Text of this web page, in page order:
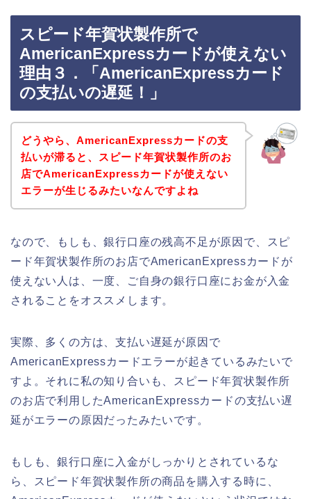
スピード年賀状製作所で
AmericanExpressカードが使えない
理由３．「AmericanExpressカード
の支払いの遅延！」
どうやら、AmericanExpressカードの支
払いが滞ると、スピード年賀状製作所のお
店でAmericanExpressカードが使えない
エラーが生じるみたいなんですよね
なので、もしも、銀行口座の残高不足が原因で、スピ
ード年賀状製作所のお店でAmericanExpressカードが
使えない人は、一度、ご自身の銀行口座にお金が入金
されることをオススメします。
実際、多くの方は、支払い遅延が原因で
AmericanExpressカードエラーが起きているみたいで
すよ。それに私の知り合いも、スピード年賀状製作所
のお店で利用したAmericanExpressカードの支払い遅
延がエラーの原因だったみたいです。
もしも、銀行口座に入金がしっかりとされているな
ら、スピード年賀状製作所の商品を購入する時に、